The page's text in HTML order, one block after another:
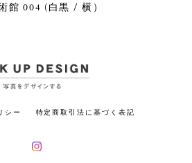
館 004 (白黒 / 横）
シー 特定商取引法に基づく表記